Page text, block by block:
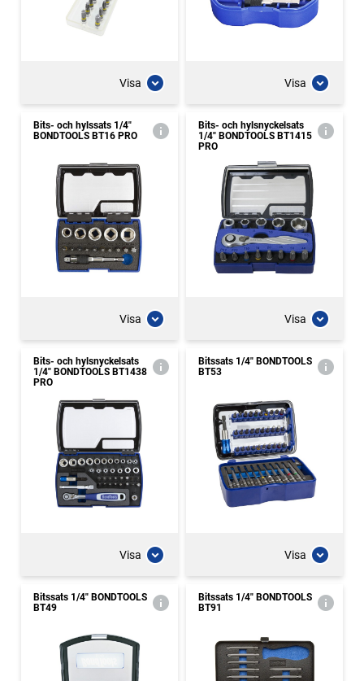
Visa Visa
Bits- och hylssats 1/4"
BONDTOOLS BT16 PRO
Visa
Bits- och hylsnyckelsats
1/4" BONDTOOLS BT1415
PRO
Visa
Bits- och hylsnyckelsats
1/4" BONDTOOLS BT1438
PRO
Visa
Bitssats 1/4" BONDTOOLS
BT53
Visa
Bitssats 1/4" BONDTOOLS
BT49
Bitssats 1/4" BONDTOOLS
BT91